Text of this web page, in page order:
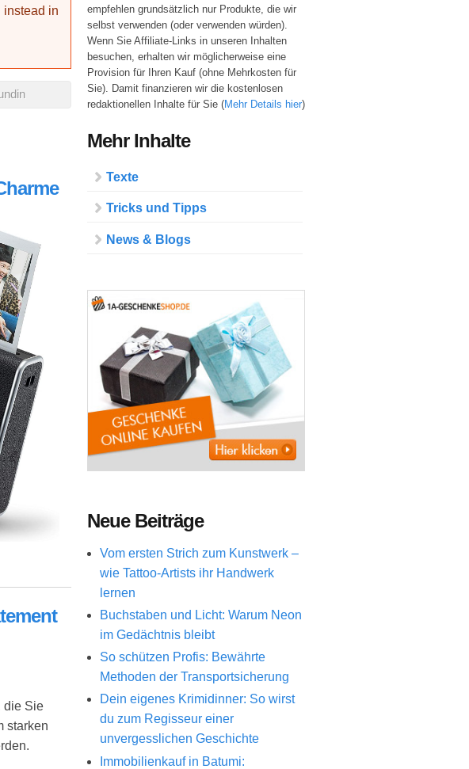
instead in
die Sie
starken
empfehlen grundsätzlich nur Produkte, die wir
selbst verwenden (oder verwenden würden).
Wenn Sie Affiliate-Links in unseren Inhalten
besuchen, erhalten wir möglicherweise eine
Provision für Ihren Kauf (ohne Mehrkosten für
Sie). Damit finanzieren wir die kostenlosen
redaktionellen Inhalte für Sie (Mehr Details hier)
Mehr Inhalte
Texte
Tricks und Tipps
News & Blogs
Neue Beiträge
Vom ersten Strich zum Kunstwerk –
wie Tattoo-Artists ihr Handwerk
lernen
Buchstaben und Licht: Warum Neon
im Gedächtnis bleibt
So schützen Profis: Bewährte
Methoden der Transportsicherung
Dein eigenes Krimidinner: So wirst
du zum Regisseur einer
unvergesslichen Geschichte
Immobilienkauf in Batumi: